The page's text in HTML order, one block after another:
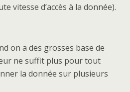
vitesse d’accès à la donnée).
on a des grosses base de
ne suffit plus pour tout
la donnée sur plusieurs